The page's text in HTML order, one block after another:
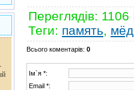
Переглядів:
Теги: память, мёд
Всього коментарів: 0
Ім`я *:
Email *: